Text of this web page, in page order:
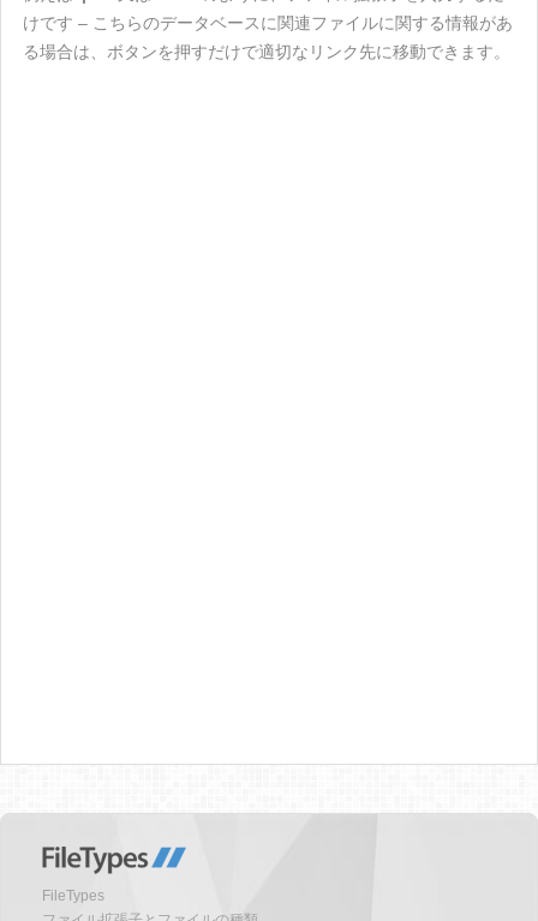
けです – こちらのデータベースに関連ファイルに関する情報があ
る場合は、ボタンを押すだけで適切なリンク先に移動できます。
FileTypes